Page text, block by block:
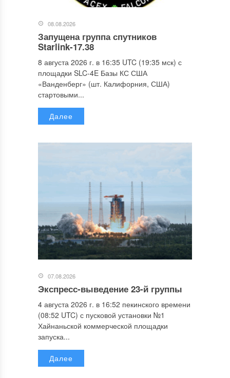
08.08.2026
Запущена группа спутников
Starlink-17.38
8 августа 2026 г. в 16:35 UTC (19:35 мск) с
площадки SLC-4E Базы КС США
«Ванденберг» (шт. Калифорния, США)
стартовыми...
Далее
07.08.2026
Экспресс-выведение 23-й группы
4 августа 2026 г. в 16:52 пекинского времени
(08:52 UTC) с пусковой установки №1
Хайнаньской коммерческой площадки
запуска...
Далее